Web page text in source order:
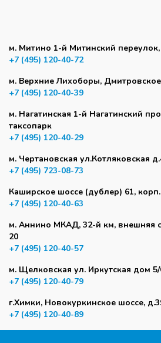
м. Митино 1-й Митинский переулок,
+7 (495) 120-40-72
м. Верхние Лихоборы,
+7 (495) 120-40-39
м. Нагатинская 1-й Нагатинский
таксопарк
+7 (495) 120-40-29
м. Чертановская ул.Котляковская
+7 (495) 723-08-73
Каширское шоссе (дублер) 61,
+7 (495) 120-40-63
м. Аннино МКАД, 32-й км, внешняя
20
+7 (495) 120-40-57
м. Щелковская ул. Иркутская дом 5/
+7 (495) 120-40-79
г.Химки, Новокуркинское шоссе,
+7 (495) 120-40-89